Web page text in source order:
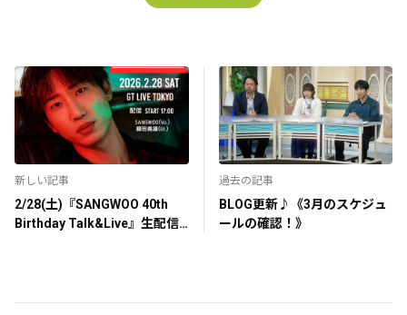
新しい記事
2/28(土)『SANGWOO 40th
Birthday Talk&Live』生配信
過去の記事
BLOG更新♪《3月のスケジュ
ールの確認！》